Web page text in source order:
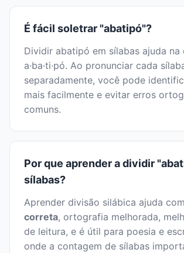
É fácil soletrar "abatipó"?
Dividir abatipó em sílabas ajuda
a·ba·ti·pó. Ao pronunciar cada
separadamente, você pode
mais facilmente e evitar erros
comuns.
Por que aprender a dividir
sílabas?
Aprender divisão silábica ajuda com
correta, ortografia melhorada,
de leitura, e é útil para poesia e
onde a contagem de sílabas